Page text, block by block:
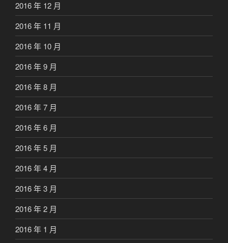
2016 年 12 月
2016 年 11 月
2016 年 10 月
2016 年 9 月
2016 年 8 月
2016 年 7 月
2016 年 6 月
2016 年 5 月
2016 年 4 月
2016 年 3 月
2016 年 2 月
2016 年 1 月